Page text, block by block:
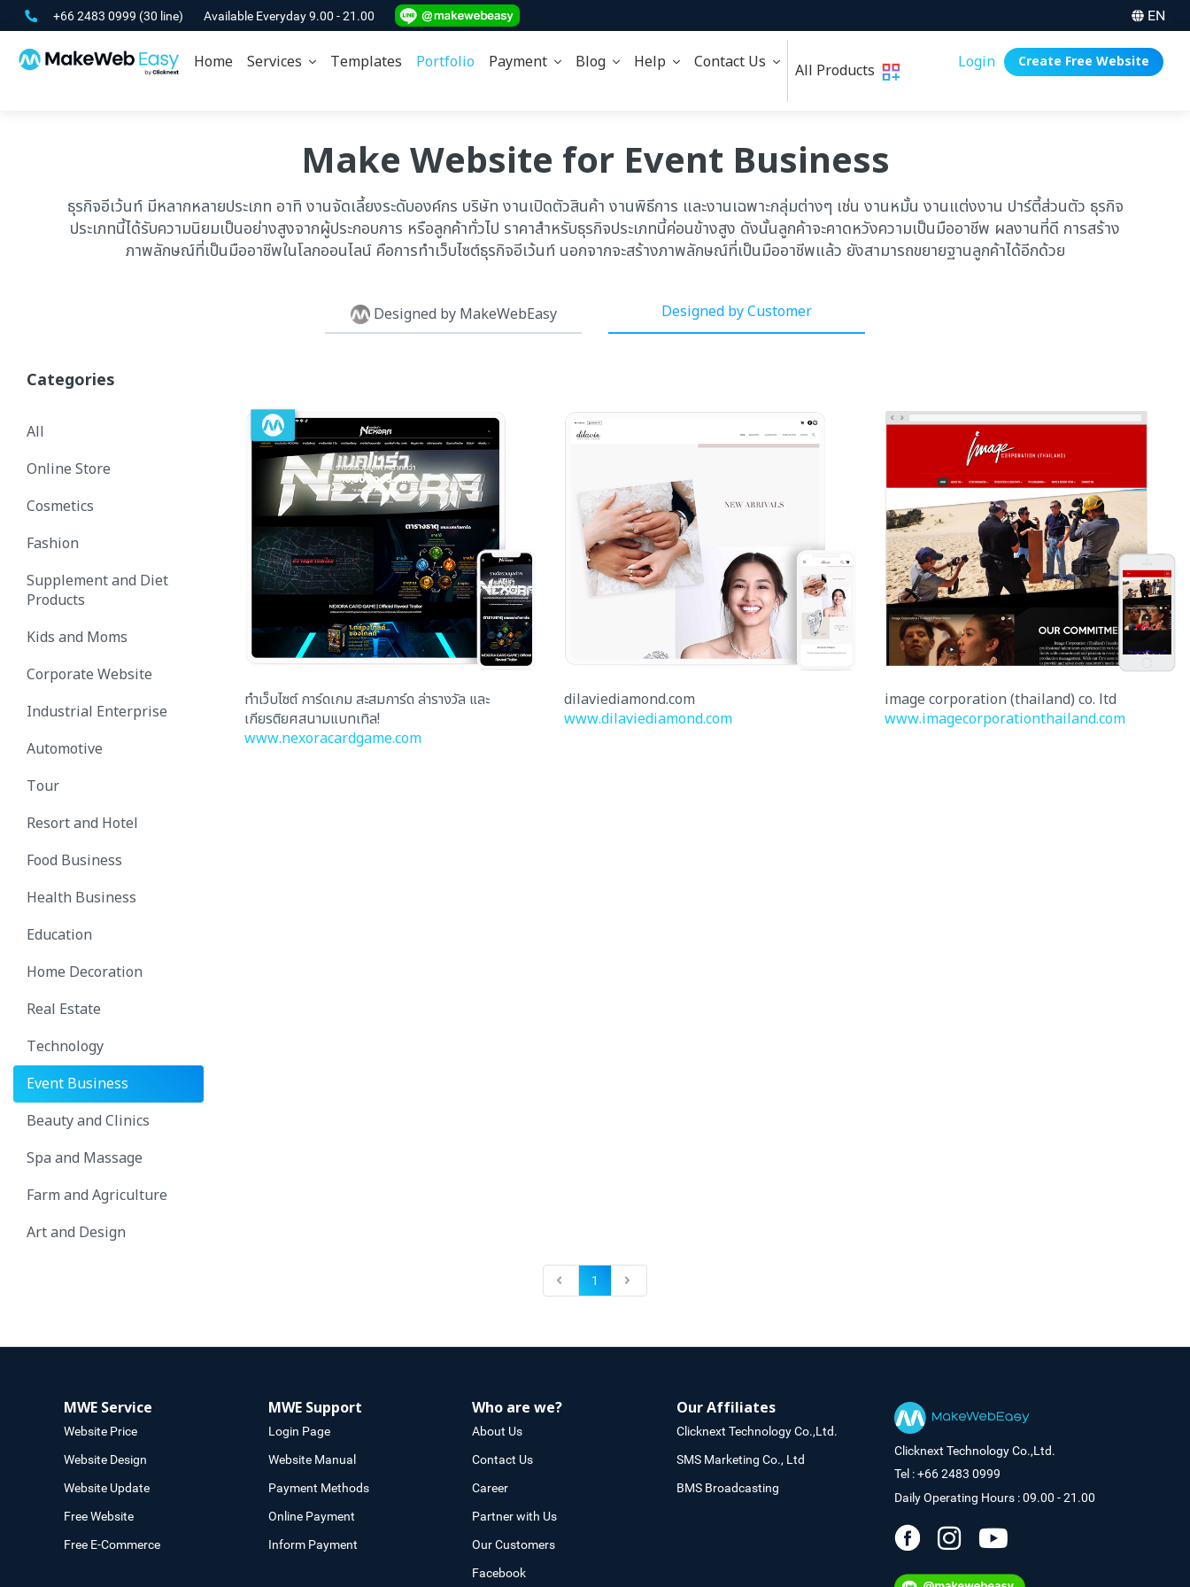
+66 2483 0999 (30 line) Available Everyday 9.00 - 21.00 EN
Home Services Templates Portfolio Payment Blog Help Contact Us All Products Login Create Free Website
Make Website for Event Business
ธุรกิจอีเว้นท์ มีหลากหลายประเภท อาทิ งานจัดเลี้ยงระดับองค์กร บริษัท งานเปิดตัวสินค้า งานพิธีการ และงานเฉพาะกลุ่มต่างๆ เช่น งานหมั้น งานแต่งงาน ปาร์ตี้ส่วนตัว ธุรกิจ
ประเภทนี้ได้รับความนิยมเป็นอย่างสูงจากผู้ประกอบการ หรือลูกค้าทั่วไป ราคาสำหรับธุรกิจประเภทนี้ค่อนข้างสูง ดังนั้นลูกค้าจะคาดหวังความเป็นมืออาชีพ ผลงานที่ดี การสร้าง
ภาพลักษณ์ที่เป็นมืออาชีพในโลกออนไลน์ คือการทำเว็บไซต์ธุรกิจอีเว้นท์ นอกจากจะสร้างภาพลักษณ์ที่เป็นมืออาชีพแล้ว ยังสามารถขยายฐานลูกค้าได้อีกด้วย
Designed by MakeWebEasy Designed by Customer
Categories
All
Online Store
Cosmetics
Fashion
Supplement and Diet
Products
Kids and Moms
Corporate Website
Industrial Enterprise
Automotive
Tour
Resort and Hotel
Food Business
Health Business
Education
Home Decoration
Real Estate
Technology
Event Business
Beauty and Clinics
Spa and Massage
Farm and Agriculture
Art and Design
ทำเว็บไซต์ การ์ดเกม สะสมการ์ด ล่ารางวัล และ
เกียรติยศสนามแบทเทิล!
www.nexoracardgame.com
dilaviediamond.com
www.dilaviediamond.com
image corporation (thailand) co. ltd
www.imagecorporationthailand.com
1
MWE Service
Website Price
Website Design
Website Update
Free Website
Free E-Commerce
MWE Support
Login Page
Website Manual
Payment Methods
Online Payment
Inform Payment
Who are we?
About Us
Contact Us
Career
Partner with Us
Our Customers
Facebook
Our Affiliates
Clicknext Technology Co.,Ltd.
SMS Marketing Co., Ltd
BMS Broadcasting
Clicknext Technology Co.,Ltd.
Tel : +66 2483 0999
Daily Operating Hours : 09.00 - 21.00